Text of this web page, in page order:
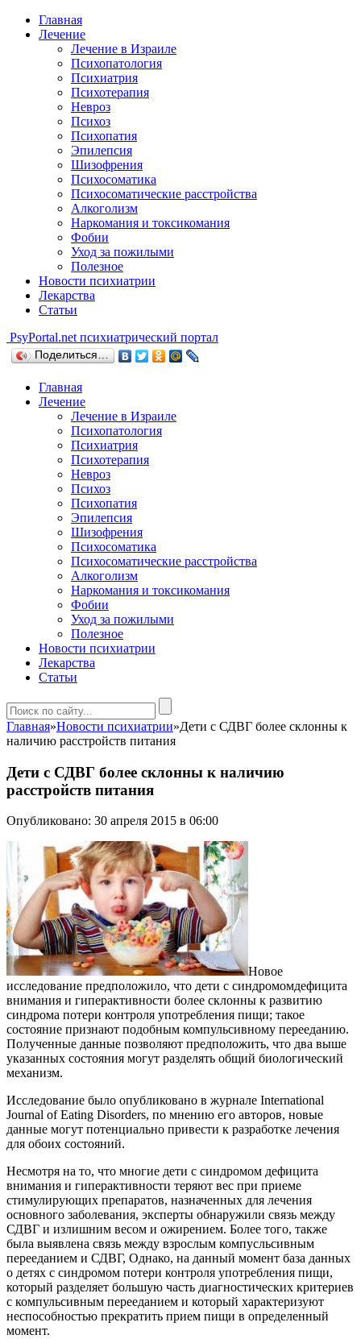
Главная
Лечение
Лечение в Израиле
Психопатология
Психиатрия
Психотерапия
Невроз
Психоз
Психопатия
Эпилепсия
Шизофрения
Психосоматика
Психосоматические расстройства
Алкоголизм
Наркомания и токсикомания
Фобии
Уход за пожилыми
Полезное
Новости психиатрии
Лекарства
Статьи
PsyPortal.net психиатрический портал
Поделиться…
Главная
Лечение
Лечение в Израиле
Психопатология
Психиатрия
Психотерапия
Невроз
Психоз
Психопатия
Эпилепсия
Шизофрения
Психосоматика
Психосоматические расстройства
Алкоголизм
Наркомания и токсикомания
Фобии
Уход за пожилыми
Полезное
Новости психиатрии
Лекарства
Статьи
Главная»Новости психиатрии»Дети с СДВГ более склонны к
наличию расстройств питания
Дети с СДВГ более склонны к наличию
расстройств питания
Опубликовано: 30 апреля 2015 в 06:00
Новое
исследование предположило, что дети с синдромомдефицита
внимания и гиперактивности более склонны к развитию
синдрома потери контроля употребления пищи; такое
состояние признают подобным компульсивному перееданию.
Полученные данные позволяют предположить, что два выше
указанных состояния могут разделять общий биологический
механизм.
Исследование было опубликовано в журнале International
Journal of Eating Disorders, по мнению его авторов, новые
данные могут потенциально привести к разработке лечения
для обоих состояний.
Несмотря на то, что многие дети с синдромом дефицита
внимания и гиперактивности теряют вес при приеме
стимулирующих препаратов, назначенных для лечения
основного заболевания, эксперты обнаружили связь между
СДВГ и излишним весом и ожирением. Более того, также
была выявлена связь между взрослым компусльсивным
перееданием и СДВГ, Однако, на данный момент база данных
о детях с синдромом потери контроля употребления пищи,
который разделяет большую часть диагностических критериев
с компульсивным перееданием и который характеризуют
неспособностью прекратить прием пищи в определенный
момент.